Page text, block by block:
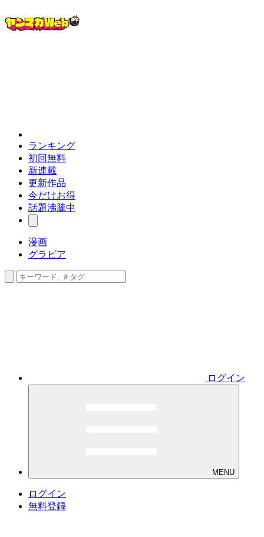
ランキング
初回無料
新連載
更新作品
今だけお得
話題沸騰中
漫画
グラビア
ログイン
MENU
ログイン
無料登録